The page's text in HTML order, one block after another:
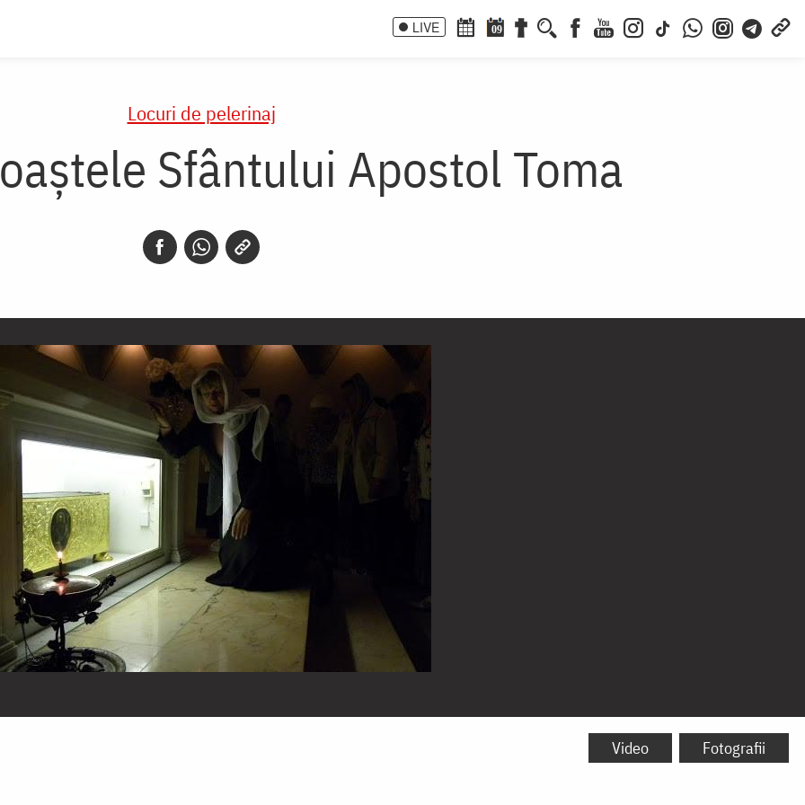
LIVE 09
Locuri de pelerinaj
Sfântului Apostol Toma
Video Fotografii